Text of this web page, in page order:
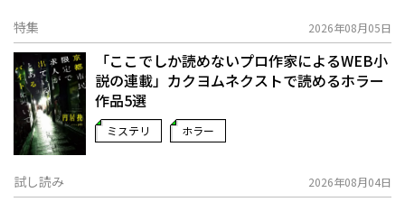
特集 2026年08月05日
「ここでしか読めないプロ作家によるWEB小
説の連載」――カクヨムネクストで読めるホラー
作品5選
ミステリ ホラー
試し読み 2026年08月04日